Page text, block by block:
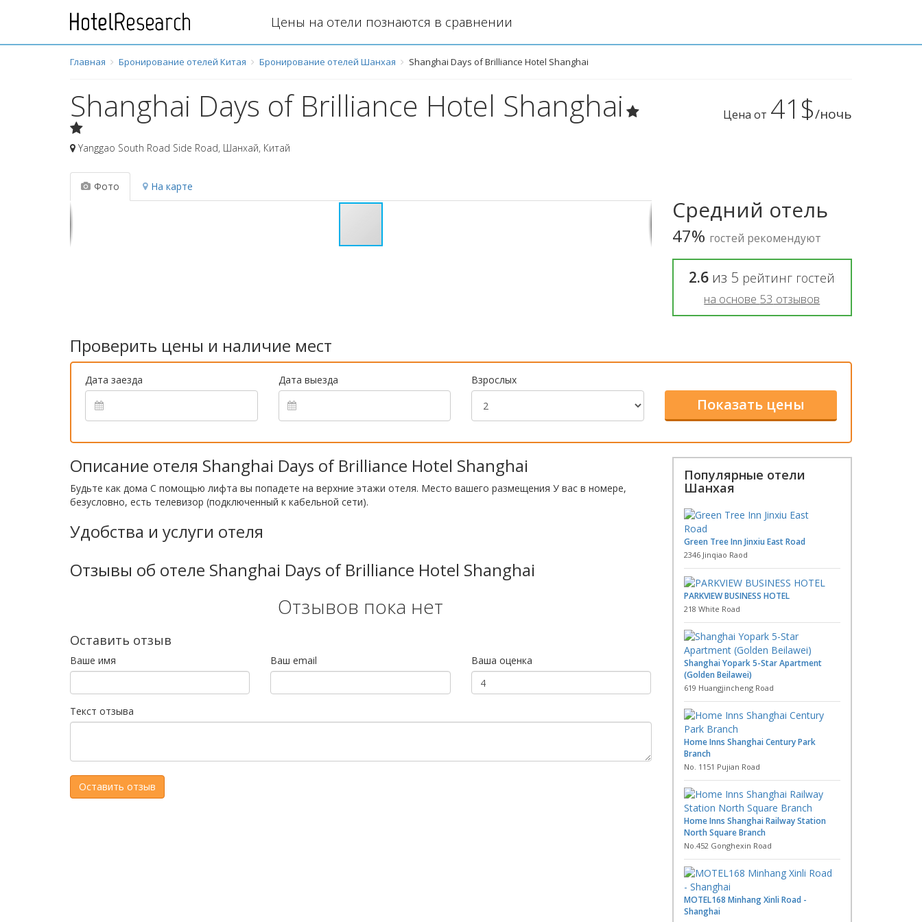
Цены на отели познаются в сравнении
Главная Бронирование отелей Китая Бронирование отелей Шанхая Shanghai Days of Brilliance Hotel Shanghai
Shanghai Days of Brilliance Hotel Shanghai
Yanggao South Road Side Road, Шанхай, Китай
Цена от 41$/ночь
Фото На карте
Средний отель
47% гостей рекомендуют
2.6 из 5 рейтинг гостей
на основе 53 отзывов
Проверить цены и наличие мест
Дата заезда Дата выезда Взрослых
Описание отеля Shanghai Days of Brilliance Hotel Shanghai
Будьте как дома С помощью лифта вы попадете на верхние этажи отеля. Место вашего размещения У вас в номере,
безусловно, есть телевизор (подключенный к кабельной сети).
Удобства и услуги отеля
Отзывы об отеле Shanghai Days of Brilliance Hotel Shanghai
Отзывов пока нет
Оставить отзыв
Ваше имя Ваш email Ваша оценка
Текст отзыва
Популярные отели
Шанхая
Green Tree Inn Jinxiu East Road
2346 Jinqiao Raod
PARKVIEW BUSINESS HOTEL
218 White Road
Shanghai Yopark 5-Star Apartment
(Golden Beilawei)
619 Huangjincheng Road
Home Inns Shanghai Century Park
Branch
No. 1151 Pujian Road
Home Inns Shanghai Railway Station
North Square Branch
No.452 Gonghexin Road
MOTEL168 Minhang Xinli Road -
Shanghai